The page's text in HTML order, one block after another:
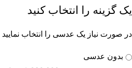
یک گزینه را انتخاب کنید
در صورت نیاز یک عدسی را انتخاب نمایید
بدون عدسی